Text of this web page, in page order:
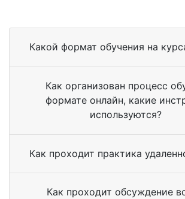
Какой формат обучения на
Как организован процесс
формате онлайн, какие
используются?
Как проходит практика
Как проходит обсуждение